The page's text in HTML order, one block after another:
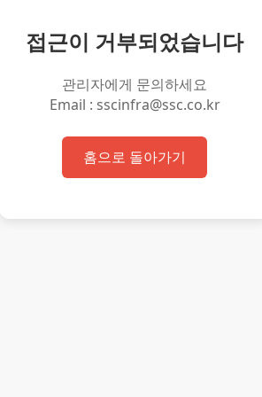
접근이 거부되었습니다
관리자에게 문의하세요
Email : sscinfra@ssc.co.kr
홈으로 돌아가기